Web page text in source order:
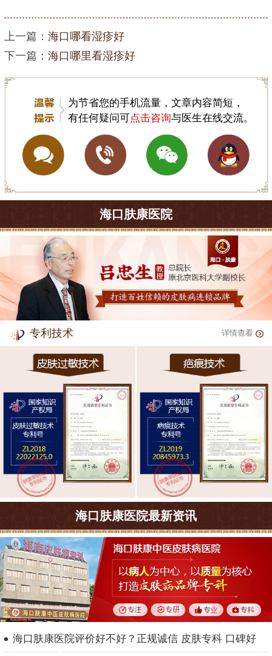
上一篇： 海口哪看湿疹好
下一篇： 海口哪里看湿疹好
为节省您的手机流量，文章内容简短，
有任何疑问可点击咨询与医生在线交流。
海口肤康医院
专利技术 详情查看
海口肤康医院最新资讯
海口肤康医院评价好不好？正规诚信 皮肤专科 口碑好